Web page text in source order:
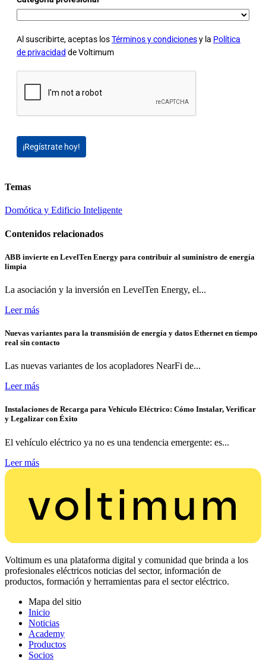
Al suscribirte, aceptas losTérminos y condicionesy la Política
de privacidad de Voltimum
¡Regístrate hoy!
Temas
Domótica y Edificio Inteligente
Contenidos relacionados
ABB invierte en LevelTen Energy para contribuir al suministro de energía
limpia
La asociación y la inversión en LevelTen Energy, el...
Leer más
Nuevas variantes para la transmisión de energía y datos Ethernet en tiempo
real sin contacto
Las nuevas variantes de los acopladores NearFi de...
Leer más
Instalaciones de Recarga para Vehículo Eléctrico: Cómo Instalar, Verificar
y Legalizar con Éxito
El vehículo eléctrico ya no es una tendencia emergente: es...
Leer más
Voltimum es una plataforma digital y comunidad que brinda a los
profesionales eléctricos noticias del sector, información de
productos, formación y herramientas para el sector eléctrico.
Mapa del sitio
Inicio
Noticias
Academy
Productos
Socios